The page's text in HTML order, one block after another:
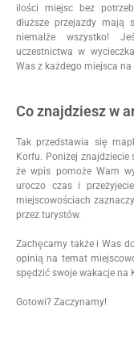
ilości miejsc bez
dłuższe przejazdy mają
niemalże wszystko!
uczestnictwa w
Was z każdego miejsca na
Co znajdziesz w
Tak przedstawia się
Korfu. Poniżej znajdziecie
że wpis pomoże Wam
uroczo czas i
miejscowościach
przez turystów.
Zachęcamy także i Was
opinią na temat
spędzić swoje wakacje na
Gotowi? Zaczynamy!